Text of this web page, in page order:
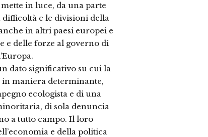
in luce, da una parte
difficoltà e le divisioni della
in altri paesi europei e
e delle forze al governo di
dato significativo su cui la
maniera determinante,
ecologista e di una
di sola denuncia
a tutto campo. Il loro
e della politica